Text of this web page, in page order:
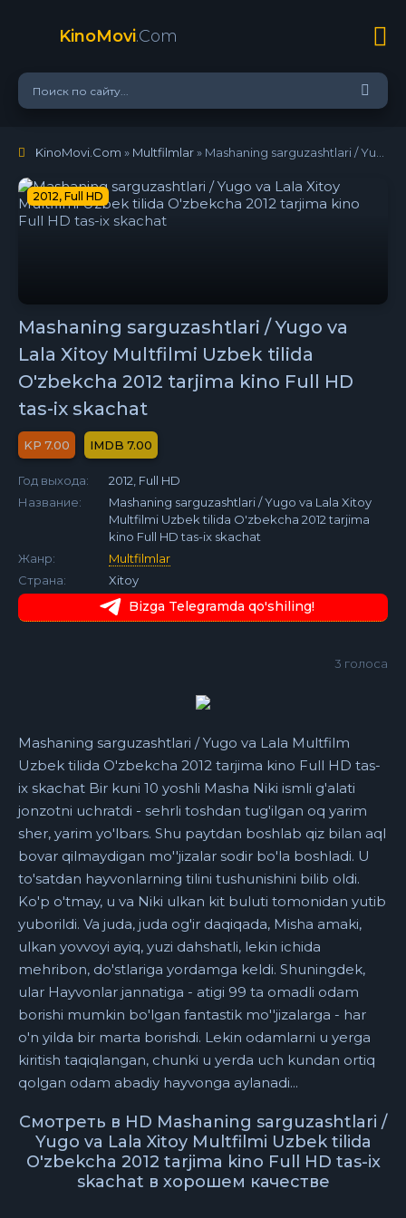
KinoMovi.Com
KinoMovi.Com » Multfilmlar» Mashaning sarguzashtlari / Yugo va Lala Xitoy Multfilmi Uzbek tilida O'zbekcha 2012 tarjima kino Full HD tas-ix skachat
2012, Full HD
Mashaning sarguzashtlari / Yugo va
Lala Xitoy Multfilmi Uzbek tilida
O'zbekcha 2012 tarjima kino Full HD
tas-ix skachat
7.00 7.00
Год выхода:
2012, Full HD
Название:
Mashaning sarguzashtlari / Yugo va Lala Xitoy
Multfilmi Uzbek tilida O'zbekcha 2012 tarjima
kino Full HD tas-ix skachat
Жанр:
Multfilmlar
Страна:
Xitoy
Bizga Telegramda qo'shiling!
3 голоса
Mashaning sarguzashtlari / Yugo va Lala Multfilm
Uzbek tilida O'zbekcha 2012 tarjima kino Full HD tas-
ix skachat Bir kuni 10 yoshli Masha Niki ismli g'alati
jonzotni uchratdi - sehrli toshdan tug'ilgan oq yarim
sher, yarim yo'lbars. Shu paytdan boshlab qiz bilan aql
bovar qilmaydigan mo''jizalar sodir bo'la boshladi. U
to'satdan hayvonlarning tilini tushunishini bilib oldi.
Ko'p o'tmay, u va Niki ulkan kit buluti tomonidan yutib
yuborildi. Va juda, juda og'ir daqiqada, Misha amaki,
ulkan yovvoyi ayiq, yuzi dahshatli, lekin ichida
mehribon, do'stlariga yordamga keldi. Shuningdek,
ular Hayvonlar jannatiga - atigi 99 ta omadli odam
borishi mumkin bo'lgan fantastik mo''jizalarga - har
o'n yilda bir marta borishdi. Lekin odamlarni u yerga
kiritish taqiqlangan, chunki u yerda uch kundan ortiq
qolgan odam abadiy hayvonga aylanadi...
Смотреть в HD Mashaning sarguzashtlari /
Yugo va Lala Xitoy Multfilmi Uzbek tilida
O'zbekcha 2012 tarjima kino Full HD tas-ix
skachat в хорошем качестве